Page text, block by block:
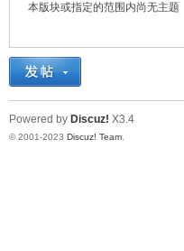
本版块或指定的范围内尚无主题
Powered by Discuz! X3.4
© 2001-2023 Discuz! Team.